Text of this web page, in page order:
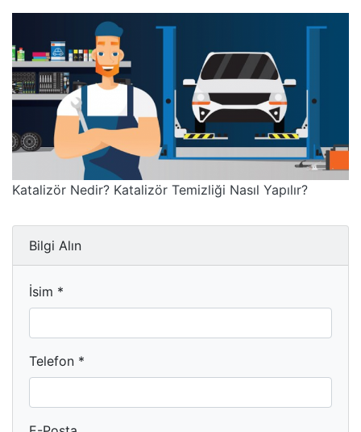
Katalizör Nedir? Katalizör Temizliği Nasıl Yapılır?
Bilgi Alın
İsim *
Telefon *